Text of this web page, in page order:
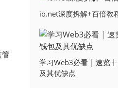
io.net深度拆解+百倍教
学习Web3必看 | 速览
及其优缺点